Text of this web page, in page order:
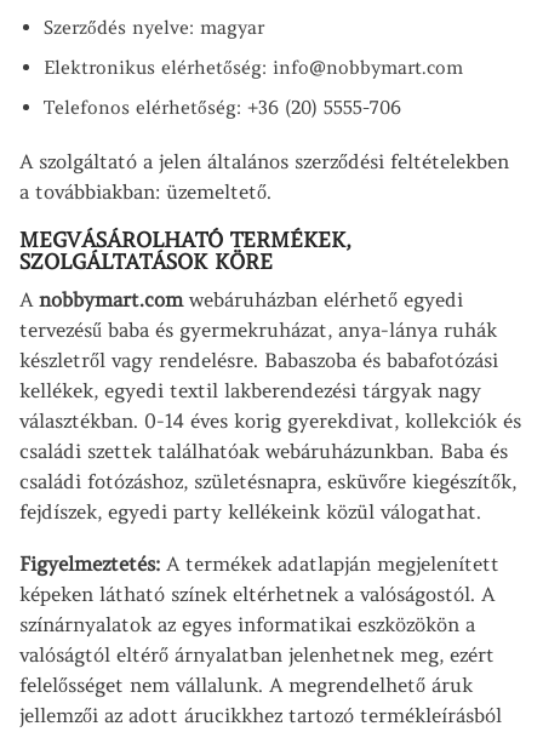
Szerződés nyelve: magyar
Elektronikus elérhetőség: info@nobbymart.com
Telefonos elérhetőség: +36 (20) 5555-706
A szolgáltató a jelen általános szerződési feltételekben
a továbbiakban: üzemeltető.
MEGVÁSÁROLHATÓ TERMÉKEK,
SZOLGÁLTATÁSOK KÖRE
A nobbymart.com webáruházban elérhető egyedi
tervezésű baba és gyermekruházat, anya-lánya ruhák
készletről vagy rendelésre. Babaszoba és babafotózási
kellékek, egyedi textil lakberendezési tárgyak nagy
választékban. 0-14 éves korig gyerekdivat, kollekciók és
családi szettek találhatóak webáruházunkban. Baba és
családi fotózáshoz, születésnapra, esküvőre kiegészítők,
fejdíszek, egyedi party kellékeink közül válogathat.
Figyelmeztetés: A termékek adatlapján megjelenített
képeken látható színek eltérhetnek a valóságostól. A
színárnyalatok az egyes informatikai eszközökön a
valóságtól eltérő árnyalatban jelenhetnek meg, ezért
felelősséget nem vállalunk. A megrendelhető áruk
jellemzői az adott árucikkhez tartozó termékleírásból